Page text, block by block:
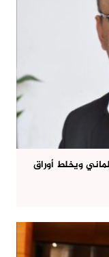
ويخلط أوراق